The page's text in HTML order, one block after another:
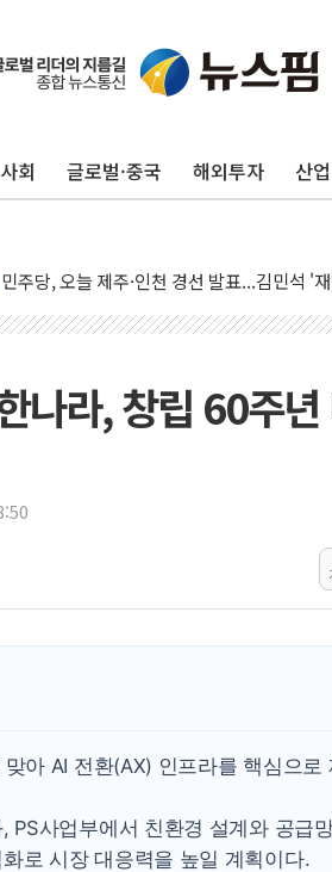
사회 글로벌·중국 해외투자 산업
'호우 특보' 경북 울진 시간당 20~30mm 강한
주말 무더위·열대야 지속…내륙 곳곳 소나기
충북 주말 무더위 지속…청주·진천 35도, 곳
10월 보완수사권 폐지·공소청 출범…피해자
한상협, 업계 개인정보 보안 새판 짠다…'자
뉴욕증시, 고용 쇼크에 금리 인상 우려 후퇴
유럽증시, 美 고용 예상 밖 부진에 연준 금리
미 연준 매파 기세 꺾이나…고용 감소에 9월 동
[종합] 이슬람 수니파 3국, '공동방위협정'
이란 핵심 원유 수출항 '하르그섬', 최근 1
美 고용 쇼크에 엔화 장중 급등…시장은 "또
뉴욕증시 프리뷰, 美 고용 쇼크에 금리 인
라, 창립 60주년
아 AI 전환(AX) 인프라를 핵심으로
PS사업부에서 친환경 설계와 공급
로 시장 대응력을 높일 계획이다.